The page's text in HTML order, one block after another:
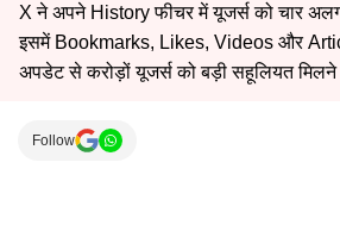
X ने अपने History फीचर में यूजर्स को चार
इसमें Bookmarks, Likes, Videos और
अपडेट से करोड़ों यूजर्स को बड़ी सहूलियत मिलने
Follow